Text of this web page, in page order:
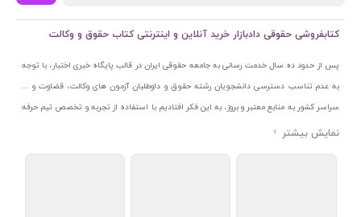
کتابفروشی حقوقی دادبازار خرید آنلاین و اینترنتی کتاب حقوق و وکالت
پس از حدود ده سال خدمت رسانی به جامعه حقوقی ایران در قالب پایگاه خبری اختبار، با توجه
به عدم تناسب دسترسی دانشجویان رشته حقوق و داوطلبان آزمون های وکالت، قضاوت و ...
سراسر کشور به منابع معتبر و بروز، به این فکر افتادیم با استفاده از تجربه و تخصص تیم حرفه
ای اختبار خدمتی جدید به جامعه حقوقی ایران ارائه کنیم. به این منظور با راه اندازی و تجهیز